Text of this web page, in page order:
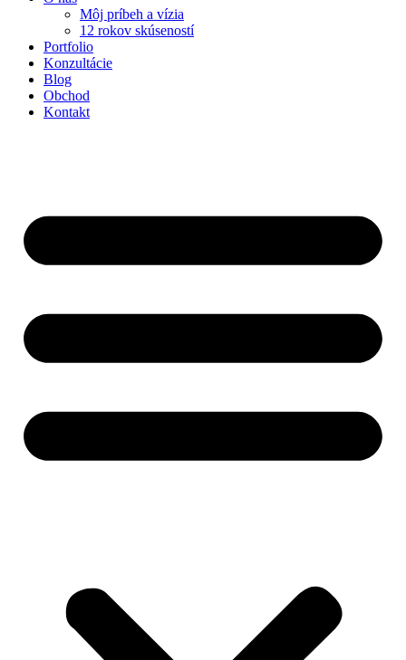
Môj príbeh a vízia
12 rokov skúseností
Portfolio
Konzultácie
Blog
Obchod
Kontakt